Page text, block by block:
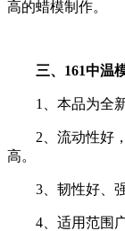
高的蜡模制作。
三、161中温
1、本品为全
2、流动性好
高。
3、韧性好、
4、适用范围